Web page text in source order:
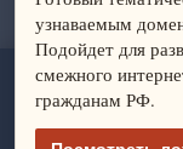
ФРАНШИЗЫ
ktovdele.ru — идеи
узнаваемым
Подойдет для
смежного
гражданам РФ.